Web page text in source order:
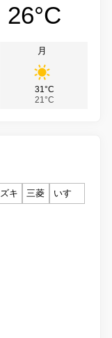
26°C
月
31°C
21°C
キ 三菱
いすゞ